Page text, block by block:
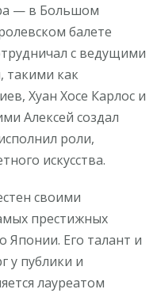
— в Большом
балете
с ведущими
такими как
Хуан Хосе Карлос и
Алексей создал
роли,
искусства.
своими
престижных
Японии. Его талант и
у публики и
лауреатом